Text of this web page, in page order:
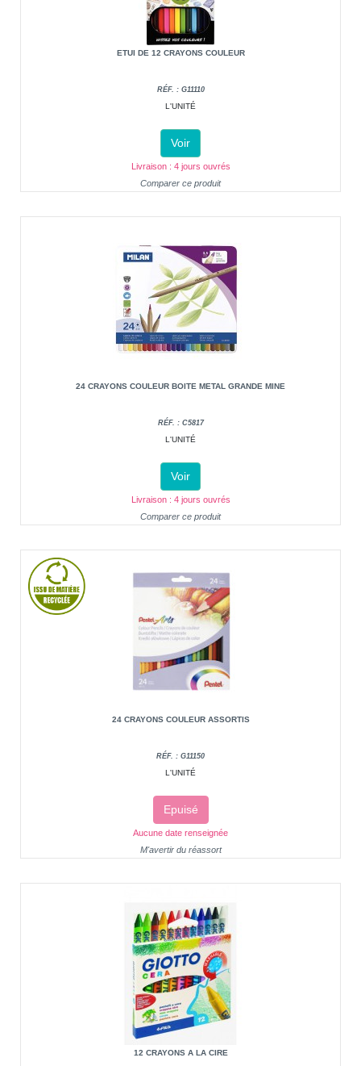
ETUI DE 12 CRAYONS COULEUR
RÉF. : G11110
L'UNITÉ
Voir
Livraison : 4 jours ouvrés
Comparer ce produit
24 CRAYONS COULEUR BOITE METAL GRANDE MINE
RÉF. : C5817
L'UNITÉ
Voir
Livraison : 4 jours ouvrés
Comparer ce produit
24 CRAYONS COULEUR ASSORTIS
RÉF. : G11150
L'UNITÉ
Epuisé
Aucune date renseignée
M'avertir du réassort
12 CRAYONS A LA CIRE